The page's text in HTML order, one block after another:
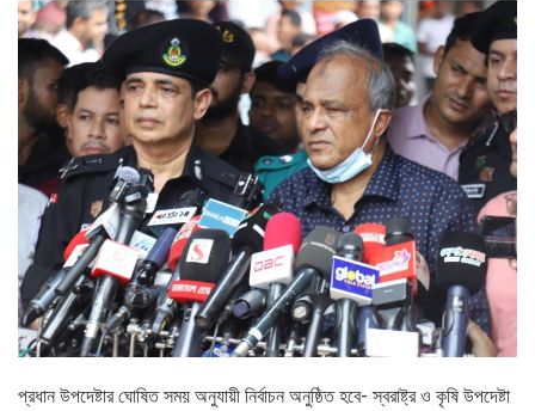
প্রধান উপদেষ্টার ঘোষিত সময় অনুযায়ী নির্বাচন অনুষ্ঠিত হবে- স্বরাষ্ট্র ও কৃষি উপদেষ্টা